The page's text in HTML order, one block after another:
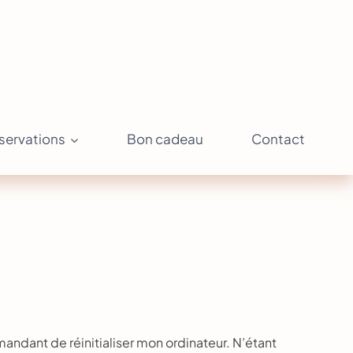
Bon cadeau Contact
de réinitialiser mon ordinateur. N’étant